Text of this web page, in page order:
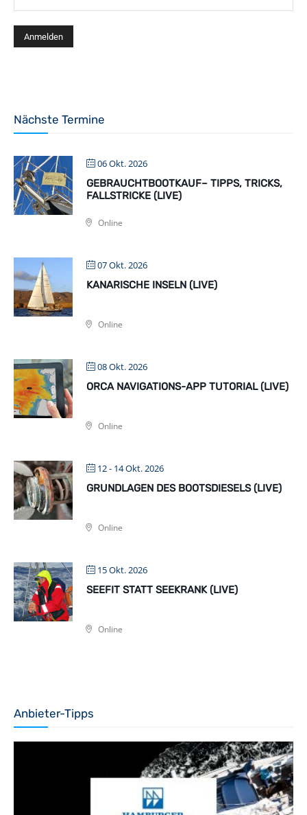
Nächste Termine
06 Okt. 2026
GEBRAUCHTBOOTKAUF– TIPPS, TRICKS,
FALLSTRICKE (LIVE)
Online
07 Okt. 2026
KANARISCHE INSELN (LIVE)
Online
08 Okt. 2026
ORCA NAVIGATIONS-APP TUTORIAL (LIVE)
Online
12 - 14 Okt. 2026
GRUNDLAGEN DES BOOTSDIESELS (LIVE)
Online
15 Okt. 2026
SEEFIT STATT SEEKRANK (LIVE)
Online
Anbieter-Tipps